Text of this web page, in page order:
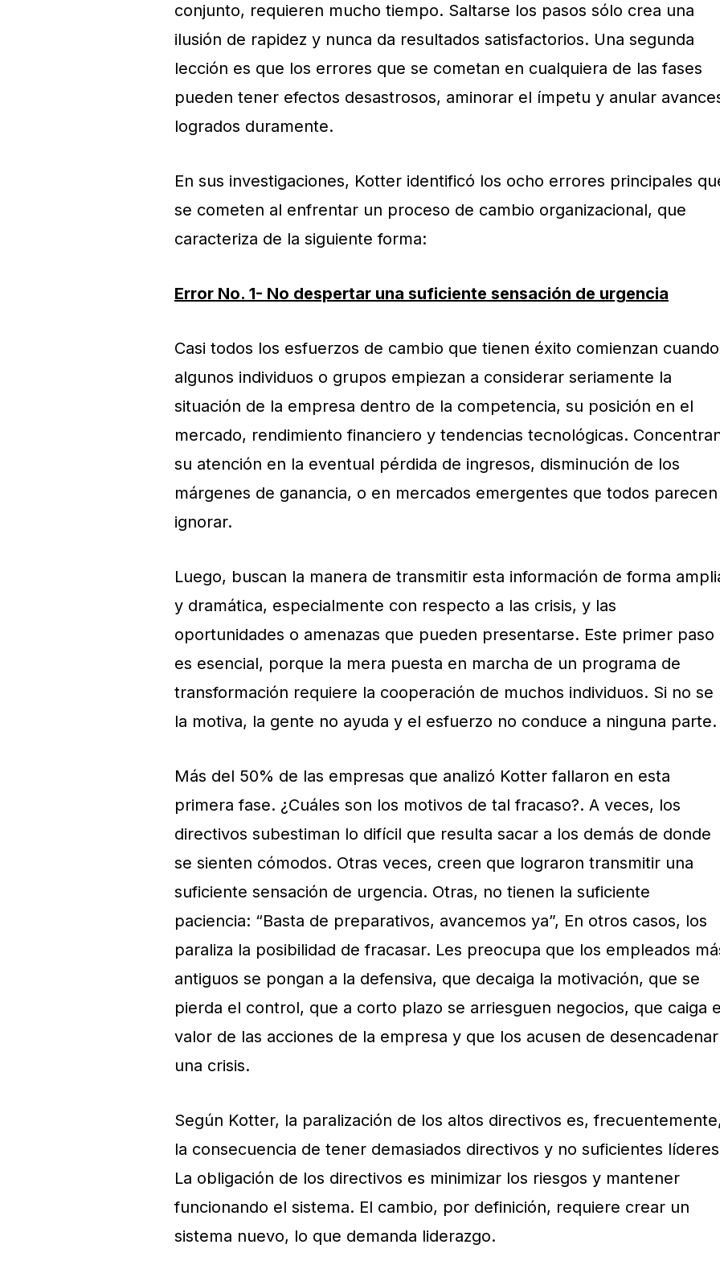
conjunto, requieren mucho tiempo. Saltarse los pasos sólo crea una
ilusión de rapidez y nunca da resultados satisfactorios. Una segunda
lección es que los errores que se cometan en cualquiera de las fases
pueden tener efectos desastrosos, aminorar el ímpetu y anular
logrados duramente.
En sus investigaciones, Kotter identificó los ocho errores principales
se cometen al enfrentar un proceso de cambio organizacional, que
caracteriza de la siguiente forma:
Error No. 1- No despertar una suficiente sensación de urgencia
Casi todos los esfuerzos de cambio que tienen éxito comienzan cuando
algunos individuos o grupos empiezan a considerar seriamente la
situación de la empresa dentro de la competencia, su posición en el
mercado, rendimiento financiero y tendencias tecnológicas.
su atención en la eventual pérdida de ingresos, disminución de los
márgenes de ganancia, o en mercados emergentes que todos parecen
ignorar.
Luego, buscan la manera de transmitir esta información de forma
y dramática, especialmente con respecto a las crisis, y las
oportunidades o amenazas que pueden presentarse. Este primer paso
es esencial, porque la mera puesta en marcha de un programa de
transformación requiere la cooperación de muchos individuos. Si no se
la motiva, la gente no ayuda y el esfuerzo no conduce a ninguna parte.
Más del 50% de las empresas que analizó Kotter fallaron en esta
primera fase. ¿Cuáles son los motivos de tal fracaso?. A veces, los
directivos subestiman lo difícil que resulta sacar a los demás de donde
se sienten cómodos. Otras veces, creen que lograron transmitir una
suficiente sensación de urgencia. Otras, no tienen la suficiente
paciencia: “Basta de preparativos, avancemos ya”, En otros casos, los
paraliza la posibilidad de fracasar. Les preocupa que los empleados
antiguos se pongan a la defensiva, que decaiga la motivación, que se
pierda el control, que a corto plazo se arriesguen negocios, que caiga
valor de las acciones de la empresa y que los acusen de desencadenar
una crisis.
Según Kotter, la paralización de los altos directivos es,
la consecuencia de tener demasiados directivos y no suficientes
La obligación de los directivos es minimizar los riesgos y mantener
funcionando el sistema. El cambio, por definición, requiere crear un
sistema nuevo, lo que demanda liderazgo.